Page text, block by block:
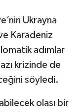
Ukrayna
Karadeniz
adımlar
krizinde de
söyledi.
olası bir